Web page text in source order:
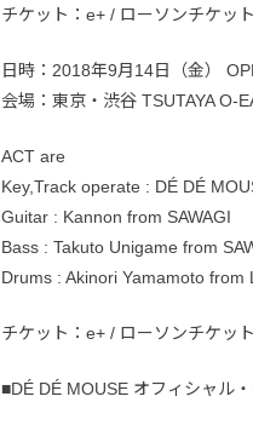
チケット：e+ / ローソンチケッ
日時：2018年9月14日（金）
会場：東京・渋谷 TSUTAYA O-
ACT are
Key,Track operate : DÉ DÉ
Guitar : Kannon from SAWAGI
Bass : Takuto Unigame from
Drums : Akinori Yamamoto from
チケット：e+ / ローソンチケッ
■DÉ DÉ MOUSE オフィシャル・